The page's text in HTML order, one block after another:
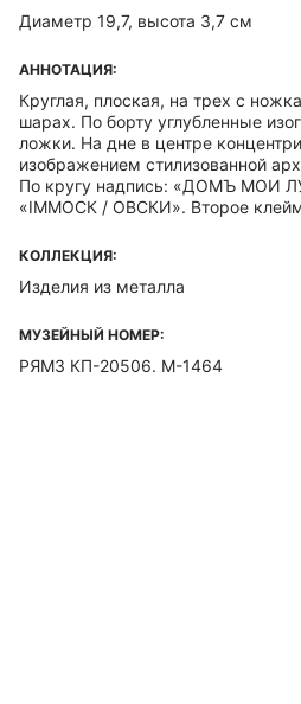
Диаметр 19,7, высота 3,7 см
АННОТАЦИЯ:
Круглая, плоская, на трех с
шарах. По борту углубленные
ложки. На дне в центре
изображением стилизованной
По кругу надпись: «ДОМЪ МОИ
«IММОСК / ОВСКИ». Второе
КОЛЛЕКЦИЯ:
Изделия из металла
МУЗЕЙНЫЙ НОМЕР:
РЯМЗ КП-20506. М-1464